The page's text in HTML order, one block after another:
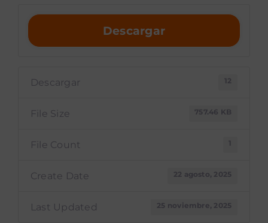
Descargar
Descargar 12
File Size 757.46 KB
File Count 1
Create Date 22 agosto, 2025
Last Updated 25 noviembre, 2025